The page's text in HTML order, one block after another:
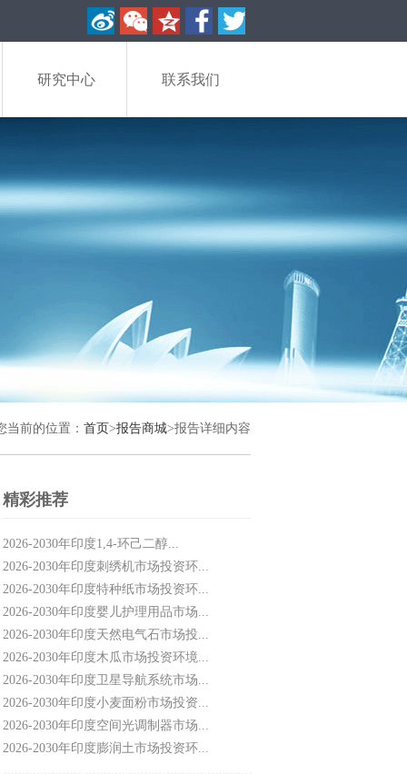
研究中心 联系我们
当前的位置： 首页>报告商城>报告详细内容
精彩推荐
2026-2030年印度1,4-环己二醇...
2026-2030年印度刺绣机市场投资环...
2026-2030年印度特种纸市场投资环...
2026-2030年印度婴儿护理用品市场...
2026-2030年印度天然电气石市场投...
2026-2030年印度木瓜市场投资环境...
2026-2030年印度卫星导航系统市场...
2026-2030年印度小麦面粉市场投资...
2026-2030年印度空间光调制器市场...
2026-2030年印度膨润土市场投资环...